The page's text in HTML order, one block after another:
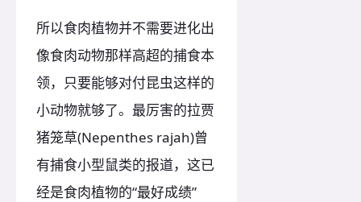
所以食肉植物并不需要进化出
像食肉动物那样高超的捕食本
领，只要能够对付昆虫这样的
小动物就够了。最厉害的拉贾
猪笼草(Nepenthes rajah)曾
有捕食小型鼠类的报道，这已
经是食肉植物的“最好成绩”